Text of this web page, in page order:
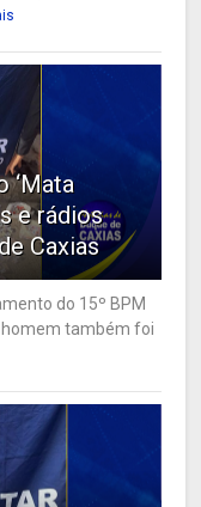
‘Mata
e rádios
Caxias
do 15º BPM
homem também foi